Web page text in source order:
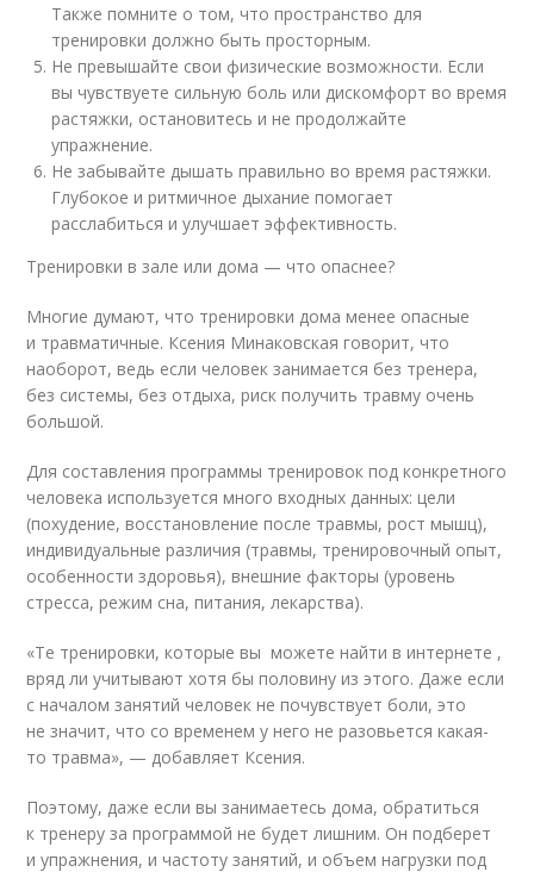
Также помните о том, что пространство для
тренировки должно быть просторным.
Не превышайте свои физические возможности. Если
вы чувствуете сильную боль или дискомфорт во время
растяжки, остановитесь и не продолжайте
упражнение.
Не забывайте дышать правильно во время растяжки.
Глубокое и ритмичное дыхание помогает
расслабиться и улучшает эффективность.
Тренировки в зале или дома — что опаснее?
Многие думают, что тренировки дома менее опасные
и травматичные. Ксения Минаковская говорит, что
наоборот, ведь если человек занимается без тренера,
без системы, без отдыха, риск получить травму очень
большой.
Для составления программы тренировок под конкретного
человека используется много входных данных: цели
(похудение, восстановление после травмы, рост мышц),
индивидуальные различия (травмы, тренировочный опыт,
особенности здоровья), внешние факторы (уровень
стресса, режим сна, питания, лекарства).
«Те тренировки, которые вы можете найти в интернете ,
вряд ли учитывают хотя бы половину из этого. Даже если
с началом занятий человек не почувствует боли, это
не значит, что со временем у него не разовьется какая-
то травма», — добавляет Ксения.
Поэтому, даже если вы занимаетесь дома, обратиться
к тренеру за программой не будет лишним. Он подберет
и упражнения, и частоту занятий, и объем нагрузки под